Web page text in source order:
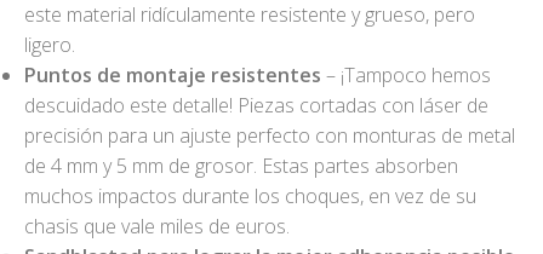
este material ridículamente resistente y grueso, pero
ligero.
Puntos de montaje resistentes – ¡Tampoco hemos
descuidado este detalle! Piezas cortadas con láser de
precisión para un ajuste perfecto con monturas de metal
de 4 mm y 5 mm de grosor. Estas partes absorben
muchos impactos durante los choques, en vez de su
chasis que vale miles de euros.